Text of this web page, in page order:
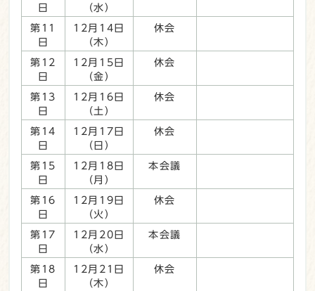
日
（水）
第11
日
12月14日
（木）
休会
第12
日
12月15日
（金）
休会
第13
日
12月16日
（土）
休会
第14
日
12月17日
（日）
休会
第15
日
12月18日
（月）
本会議
第16
日
12月19日
（火）
休会
第17
日
12月20日
（水）
本会議
第18
日
12月21日
（木）
休会